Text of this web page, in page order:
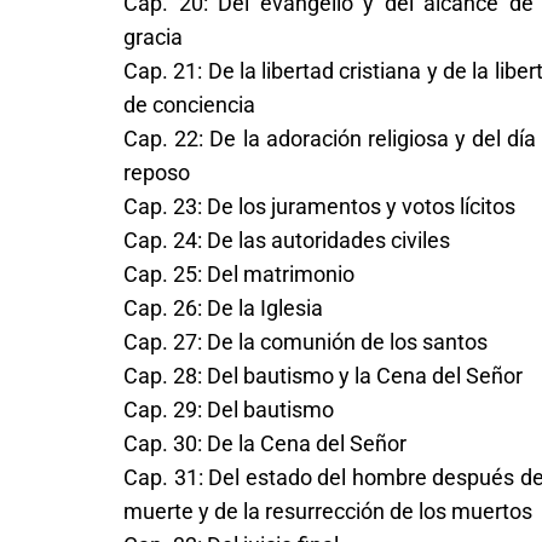
gracia
Cap. 21: De la libertad cristiana y de la
de conciencia
Cap. 22: De la adoración religiosa y del día
reposo
Cap. 23: De los juramentos y votos lícitos
Cap. 24: De las autoridades civiles
Cap. 25: Del matrimonio
Cap. 26: De la Iglesia
Cap. 27: De la comunión de los santos
Cap. 28: Del bautismo y la Cena del Señor
Cap. 29: Del bautismo
Cap. 30: De la Cena del Señor
Cap. 31: Del estado del hombre después
muerte y de la resurrección de los muertos